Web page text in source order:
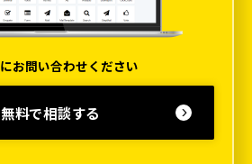
お問い合わせください
無料で相談する